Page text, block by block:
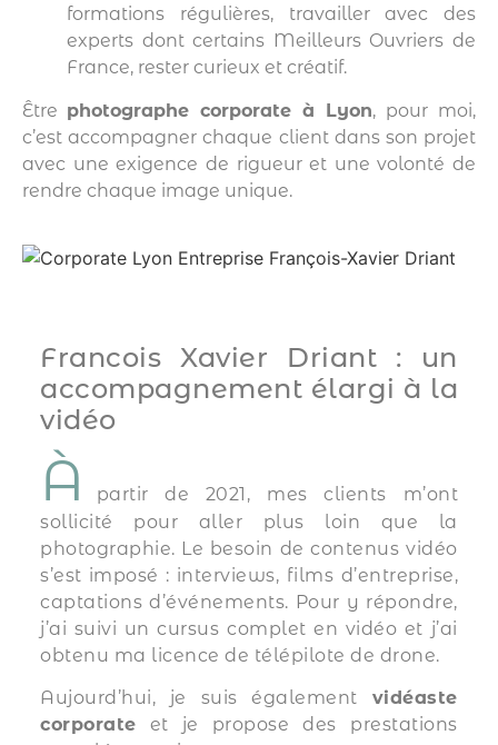
formations régulières, travailler avec des
experts dont certains Meilleurs Ouvriers de
France, rester curieux et créatif.
Être photographe corporate à Lyon, pour moi,
c’est accompagner chaque client dans son projet
avec une exigence de rigueur et une volonté de
rendre chaque image unique.
Francois Xavier Driant : un
accompagnement élargi à la
vidéo
À
partir de 2021, mes clients m’ont
sollicité pour aller plus loin que la
photographie. Le besoin de contenus vidéo
s’est imposé : interviews, films d’entreprise,
captations d’événements. Pour y répondre,
j’ai suivi un cursus complet en vidéo et j’ai
obtenu ma licence de télépilote de drone.
Aujourd’hui, je suis également vidéaste
corporate et je propose des prestations